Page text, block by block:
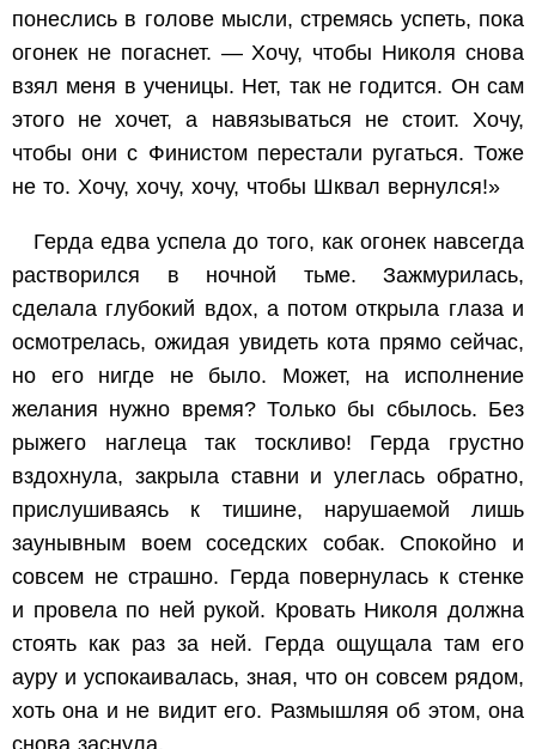
понеслись в голове мысли, стремясь успеть, пока
огонек не погаснет. — Хочу, чтобы Николя снова
взял меня в ученицы. Нет, так не годится. Он сам
этого не хочет, а навязываться не стоит. Хочу,
чтобы они с Финистом перестали ругаться. Тоже
не то. Хочу, хочу, хочу, чтобы Шквал вернулся!»
Герда едва успела до того, как огонек навсегда
растворился в ночной тьме. Зажмурилась,
сделала глубокий вдох, а потом открыла глаза и
осмотрелась, ожидая увидеть кота прямо сейчас,
но его нигде не было. Может, на исполнение
желания нужно время? Только бы сбылось. Без
рыжего наглеца так тоскливо! Герда грустно
вздохнула, закрыла ставни и улеглась обратно,
прислушиваясь к тишине, нарушаемой лишь
заунывным воем соседских собак. Спокойно и
совсем не страшно. Герда повернулась к стенке
и провела по ней рукой. Кровать Николя должна
стоять как раз за ней. Герда ощущала там его
ауру и успокаивалась, зная, что он совсем рядом,
хоть она и не видит его. Размышляя об этом, она